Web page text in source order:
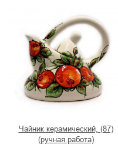
Чайник керамический, (87)
(ручная работа)